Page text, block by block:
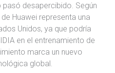
desapercibido. Según
Huawei representa una
Unidos, ya que podría
en el entrenamiento de
marca un nuevo
global.